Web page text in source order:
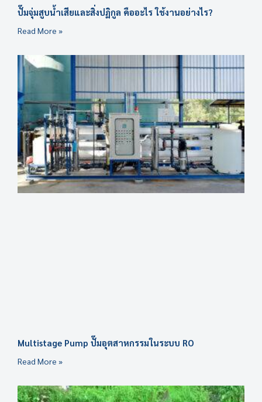
ปั๊มจุ่มสูบน้ำเสียและสิ่งปฏิกูล คืออะไร ใช้งานอย่างไร?
Read More »
Multistage Pump ปั๊มอุตสาหกรรมในระบบ RO
Read More »